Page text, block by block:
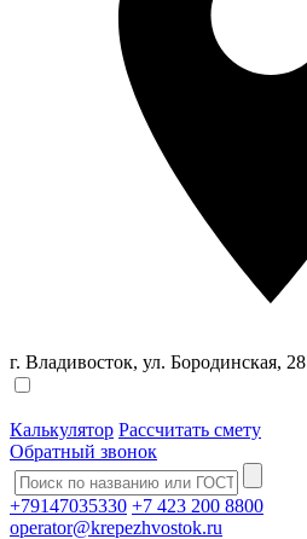
г. Владивосток, ул. Бородинская, 28
Калькулятор Рассчитать смету
Обратный звонок
+79147035330 +7 423 200 8800
operator@krepezhvostok.ru